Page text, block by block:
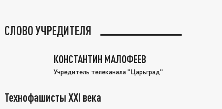
СЛОВО УЧРЕДИТЕЛЯ
КОНСТАНТИН МАЛОФЕЕВ
Учредитель телеканала "Царьград"
Технофашисты XXI века